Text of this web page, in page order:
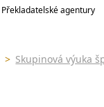
Překladatelské agentury
> Skupinová výuka